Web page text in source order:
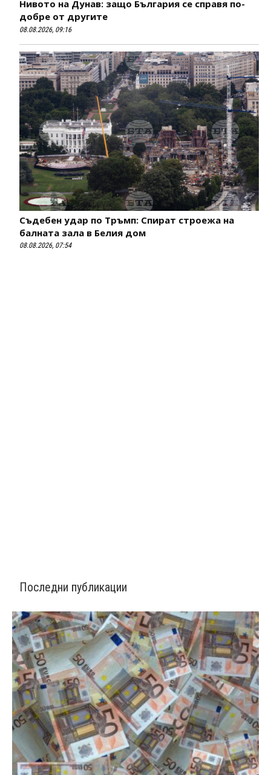
Нивото на Дунав: защо България се справя по-
добре от другите
08.08.2026, 09:16
Съдебен удар по Тръмп: Спират строежа на
балната зала в Белия дом
08.08.2026, 07:54
Последни публикации